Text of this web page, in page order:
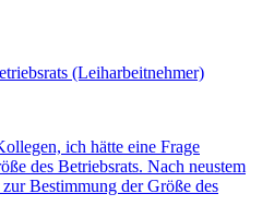
(Leiharbeitnehmer)
ich hätte eine Frage
des Betriebsrats. Nach neustem
Bestimmung der Größe des